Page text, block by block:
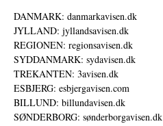
DANMARK: danmarkavisen.dk
JYLLAND: jyllandsavisen.dk
REGIONEN: regionsavisen.dk
SYDDANMARK: sydavisen.dk
TREKANTEN: 3avisen.dk
ESBJERG: esbjergavisen.com
BILLUND: billundavisen.dk
SØNDERBORG: sønderborgavisen.dk